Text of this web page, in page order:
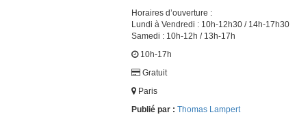
Horaires d’ouverture :
Lundi à Vendredi : 10h-12h30 / 14h-17h30
Samedi : 10h-12h / 13h-17h
10h-17h
Gratuit
Paris
Publié par : Thomas Lampert